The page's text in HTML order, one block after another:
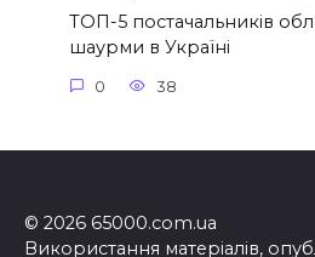
ТОП-5 постачальників
шаурми в Україні
0 38
© 2026 65000.com.ua
Використання матеріалів,